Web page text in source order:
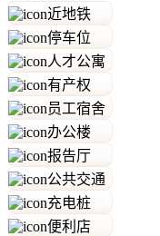
近地铁
停车位
人才公寓
有产权
员工宿舍
办公楼
报告厅
公共交通
充电桩
便利店